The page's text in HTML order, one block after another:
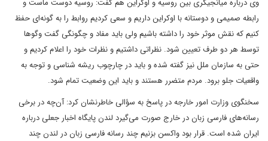
وی درباره میانجیگری بین روسیه و اوکراین هم گفت: روسیه دوست ماست و
رابطه صمیمی و دوستانه با اوکراین داریم و سعی کردیم روابط را به گونه‌ای حفظ
کنیم که نقش موثر خود را داشته باشیم ولی باید مفاد و چگونگی گفت وگوها
توسط هر دو طرف تعیین شود. نظراتی داشتیم و نظرات خود را اعلام کردیم و
حتی به سازمان ملل نیز گفته شده و باید در چارچوب ریشه شناسی و توجه به
واقعیات جلو برود. مردم متضرر هستند و باید این وضعیت تمام شود.
سخنگوی وزارت امور خارجه در پاسخ به سؤالی خاطرنشان کرد: آن‌چه در برخی
رسانه‌های فارسی زبان در خارج صورت می‌گیرد لندن پایگاه اخبار جعلی درباره
ایران شده است. قرار بود واکسن بزنیم چند رسانه فارسی زبان در لندن چند